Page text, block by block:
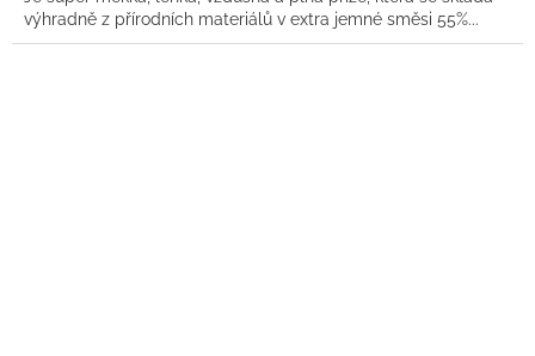
výhradně z přírodních materiálů v extra jemné směsi 55%...